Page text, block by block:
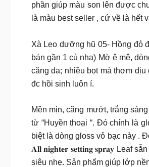
phần giúp màu son lên được
là màu best seller , cứ về là
Xà Leo dưỡng hũ 05- Hồng đỏ
bán gần 1 củ nha) Mờ ê mê,
căng da; nhiều bọt mà thơm
đc hồi sinh luôn í.
Mền mịn, căng mướt, trắng sáng
từ “Huyền thoại “. Đó chính là
biệt là dòng gloss vỏ bạc này .
𝐀𝐥𝐥 𝐧𝐢𝐠𝐡𝐭𝐞𝐫 𝐬𝐞𝐭𝐭𝐢𝐧𝐠 𝐬𝐩𝐫𝐚𝐲
siêu nhẹ. Sản phẩm giúp lớp